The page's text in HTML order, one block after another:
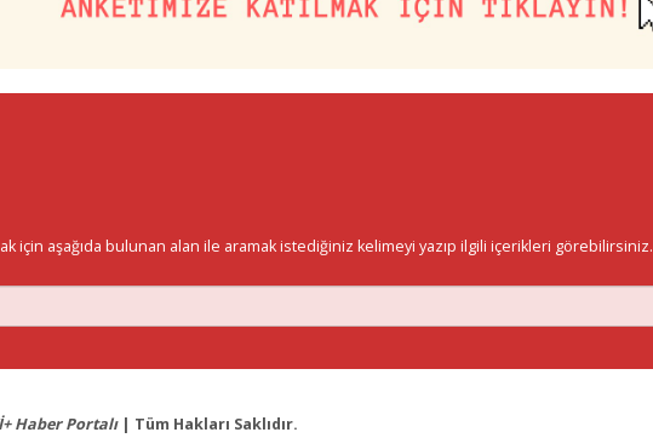
için aşağıda bulunan alan ile aramak istediğiniz kelimeyi yazıp ilgili içerikleri görebilirsiniz.
Haber Portalı| Tüm Hakları Saklıdır.